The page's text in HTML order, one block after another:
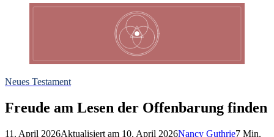
Neues Testament
Freude am Lesen der Offenbarung finden
11. April 2026Aktualisiert am 10. April 2026Nancy Guthrie7 Min.